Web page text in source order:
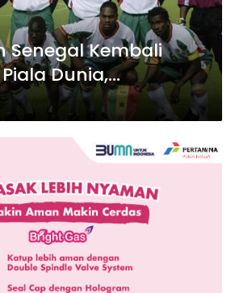
Senegal Kembali
Dunia,
Bersejarah